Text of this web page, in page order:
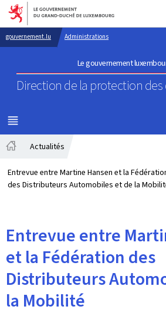
Aller au menu
Aller au contenu
gouvernement.lu Administrations
Le gouvernement
Direction de la protection
MENU
PRINCIPAL
Actualités
Entrevue entre Martine Hansen et la
des Distributeurs Automobiles et de la
Entrevue entre
et la Fédération des
Distributeurs
la Mobilité